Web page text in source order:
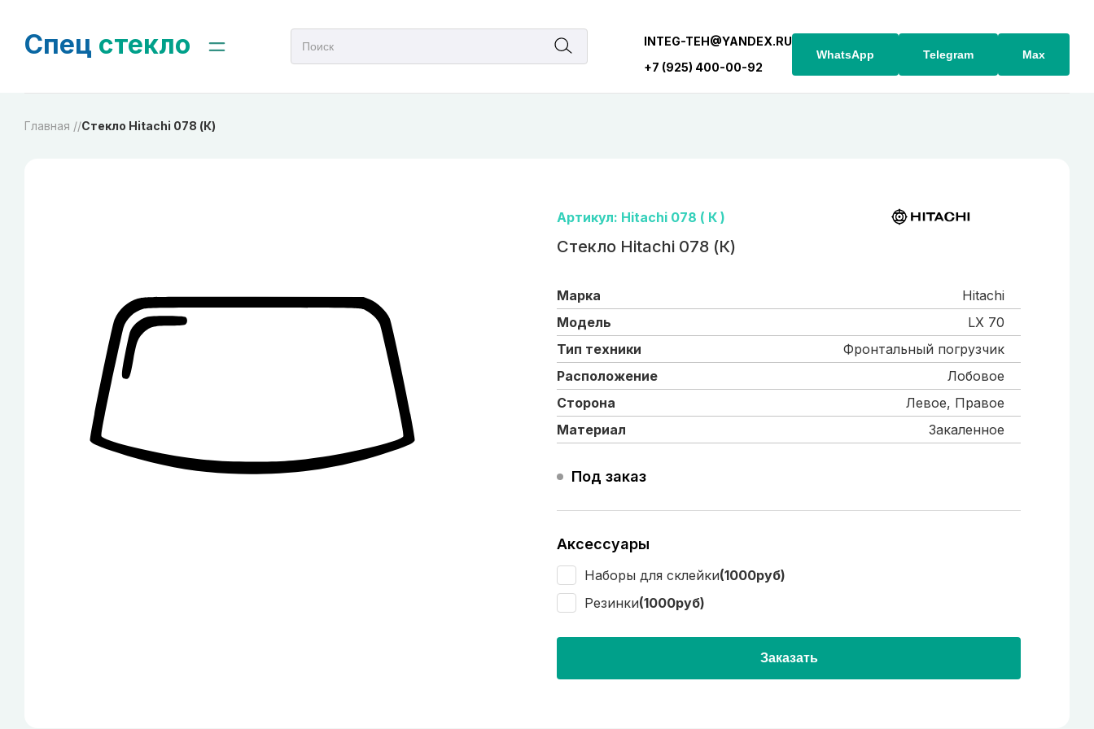
Спец стекло
INTEG-TEH@YANDEX.RU
+7 (925) 400-00-92
WhatsApp Telegram Max
Главная //Стекло Hitachi 078 (К)
Артикул: Hitachi 078 ( К )
Стекло Hitachi 078 (К)
Марка
Hitachi
Модель
LX 70
Тип техники
Фронтальный погрузчик
Расположение
Лобовое
Сторона
Левое, Правое
Материал
Закаленное
Под заказ
Аксессуары
Наборы для склейки(1000руб)
Резинки(1000руб)
Заказать